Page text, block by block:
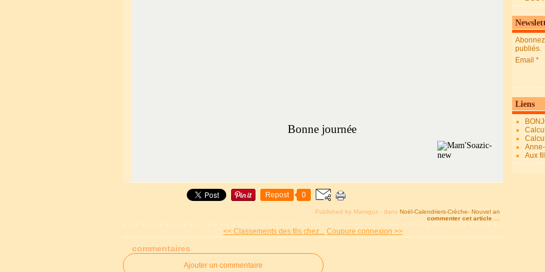
Bonne journée
Repost 0
Published by Mamigoz - dans Noël-Calendriers-Crèche- Nouvel an
commenter cet article
<< Classements des fils chez... Coupure connexion >>
commentaires
Ajouter un commentaire
publiés.
Email
Liens
Aux